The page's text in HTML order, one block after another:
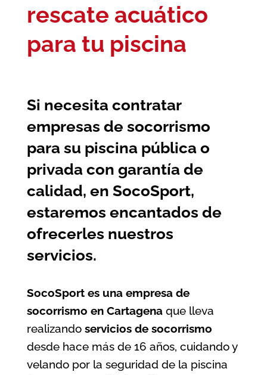
rescate acuático
para tu piscina
Si necesita contratar
empresas de socorrismo
para su piscina pública o
privada con garantía de
calidad, en SocoSport,
estaremos encantados de
ofrecerles nuestros
servicios.
SocoSport es una empresa de
socorrismo en Cartagena que lleva
realizando servicios de socorrismo
desde hace más de 16 años, cuidando y
velando por la seguridad de la piscina